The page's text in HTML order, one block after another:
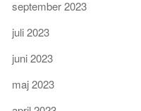
september 2023
juli 2023
juni 2023
maj 2023